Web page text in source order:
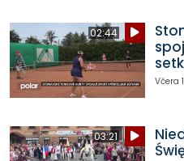
02:44
Včera
03:21